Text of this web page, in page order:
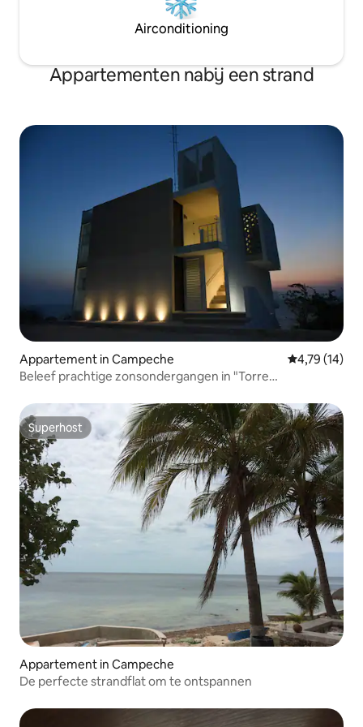
Airconditioning
Appartementen nabij een strand
Appartement in Campeche Gemiddelde
4,79 (14)
Beleef prachtige zonsondergangen in "Torre
Superhost
Superhost
Appartement in Campeche
De perfecte strandflat om te ontspannen